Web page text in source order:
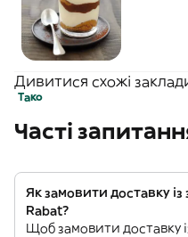
Дивитися схожі заклади
Тако
Часті
Як замовити доставку із
Rabat?
Щоб замовити доставку